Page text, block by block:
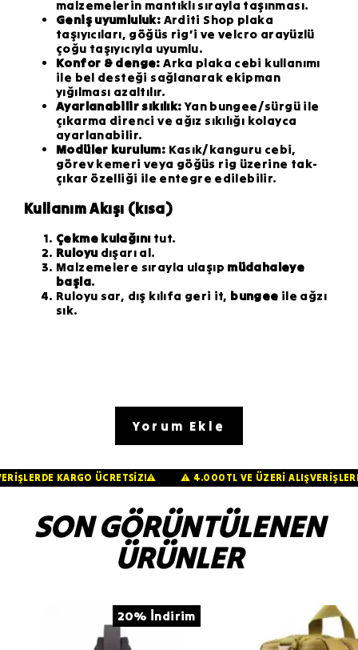
malzemelerin mantıklı sırayla taşınması.
Geniş uyumluluk: Arditi Shop plaka
taşıyıcıları, göğüs rig’i ve velcro arayüzlü
çoğu taşıyıcıyla uyumlu.
Konfor & denge: Arka plaka cebi kullanımı
ile bel desteği sağlanarak ekipman
yığılması azaltılır.
Ayarlanabilir sıkılık:Yan bungee/sürgü ile
çıkarma direnci ve ağız sıkılığı kolayca
ayarlanabilir.
Modüler kurulum: Kasık/kanguru cebi,
görev kemeri veya göğüs rig üzerine tak-
çıkar özelliği ile entegre edilebilir.
Kullanım Akışı (kısa)
Çekme kulağınıtut.
Ruloyudışarı al.
Malzemelere sırayla ulaşıp müdahaleye
başla.
Ruloyu sar, dış kılıfa geri it, bungee ile ağzı
sık.
Yorum Ekle
KARGO ÜCRETSİZ!⚠️ ⚠️ 4.000TL VE ÜZERİ
SON GÖRÜNTÜLENEN
ÜRÜNLER
20% İndirim